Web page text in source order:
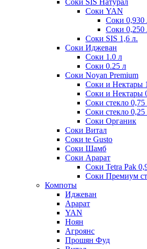
Соки SIS Натурал
Соки YAN
Соки 0,930
Соки 0,250
Соки SIS 1,6 л.
Соки Иджеван
Соки 1.0 л
Соки 0.25 л
Соки Noyan Premium
Соки и Нектары
Соки и Нектары
Соки стекло 0,75
Соки стекло 0,25
Соки Органик
Соки Витал
Соки te Gusto
Соки Шамб
Соки Арарат
Соки Tetra Pak
Соки Премиум
Компоты
Иджеван
Арарат
YAN
Ноян
Агроянс
Прошян Фуд